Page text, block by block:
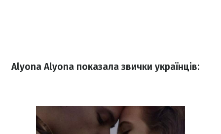
Alyona Alyona показала звички українців: